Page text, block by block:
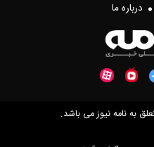
درباره ما
به نامه نیوز می باشد.